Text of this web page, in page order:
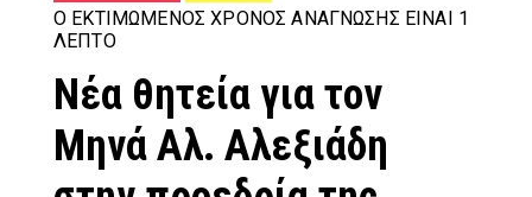
Ο ΕΚΤΙΜΏΜΕΝΟΣ ΧΡΌΝΟΣ ΑΝΆΓΝΩΣΗΣ ΕΊΝΑΙ 1
ΛΕΠΤΌ
Νέα θητεία για τον
Μηνά Αλ. Αλεξιάδη